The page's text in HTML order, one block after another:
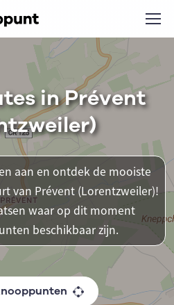
in Prévent
aan en ontdek de mooiste
van Prévent (Lorentzweiler)!
waar op dit moment
beschikbaar zijn.